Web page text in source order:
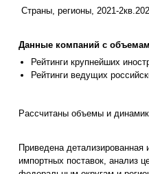
Страны, регионы, 2021-
Данные компаний с
Рейтинги крупнейших
Рейтинги ведущих
Рассчитаны объемы и
Приведена
импортных поставок, анализ